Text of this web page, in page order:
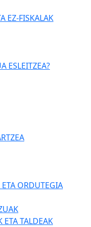
EZ-FISKALAK
ESLEITZEA?
ORDUTEGIA
ETA TALDEAK